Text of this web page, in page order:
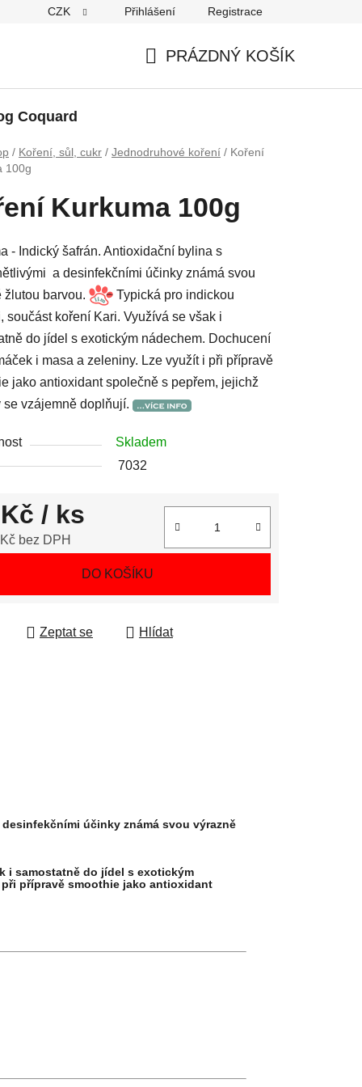
CZK Přihlášení Registrace
PRÁZDNÝ KOŠÍK
Coquard
/ Koření, sůl, cukr / Jednodruhové koření / Koření
100g
Kurkuma 100g
- Indický šafrán. Antioxidační bylina s
a desinfekčními účinky známá svou
žlutou barvou.
Typická pro indickou
součást koření Kari. Využívá se však i
do jídel s exotickým nádechem. Dochucení
i masa a zeleniny. Lze využít i při přípravě
jako antioxidant společně s pepřem, jejichž
se vzájemně doplňují.
Skladem
7032
/ ks
bez DPH
DO KOŠÍKU
Zeptat se Hlídat
účinky známá svou výrazně
i samostatně do jídel s exotickým
přípravě smoothie jako antioxidant